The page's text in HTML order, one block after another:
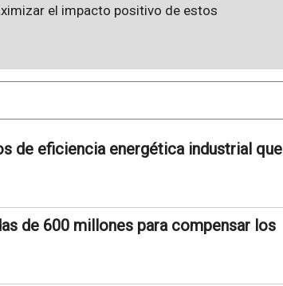
el impacto positivo de estos
de eficiencia energética industrial que
de 600 millones para compensar los